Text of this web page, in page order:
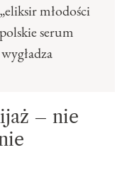
młodości
serum
– nie